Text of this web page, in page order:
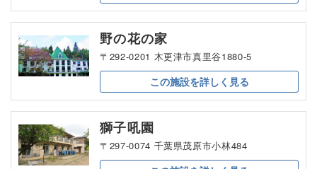
野の花の家
〒292-0201 木更津市真里谷1880-5
この施設を詳しく見る
獅子吼園
〒297-0074 千葉県茂原市小林484